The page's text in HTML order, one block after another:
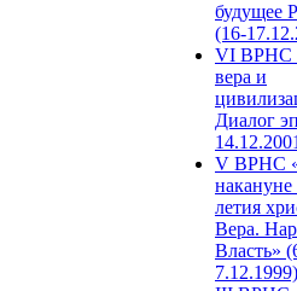
будущее
(16-
VI ВРНС
вера и
Диалог
V ВРНС
накануне
летия
Вера.
Власть»
7.12.1999)